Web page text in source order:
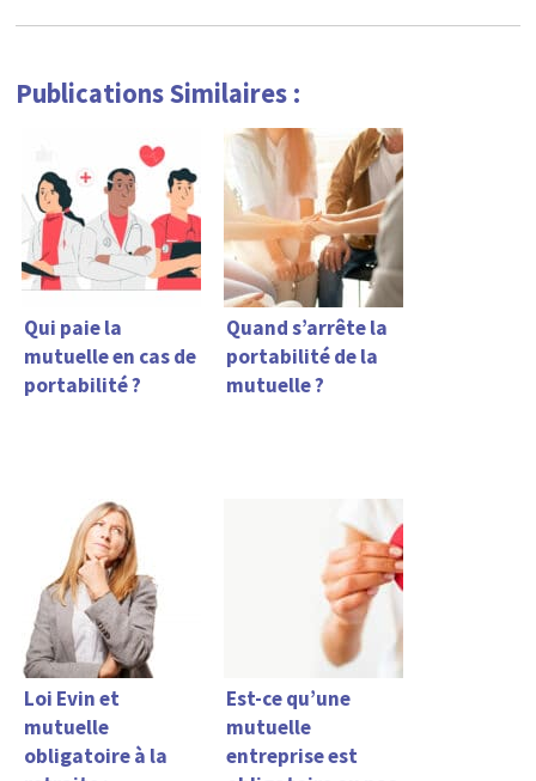
Publications Similaires :
Qui paie la
mutuelle en cas de
portabilité ?
Quand s’arrête la
portabilité de la
mutuelle ?
Loi Evin et
mutuelle
obligatoire à la
Est-ce qu’une
mutuelle
entreprise est